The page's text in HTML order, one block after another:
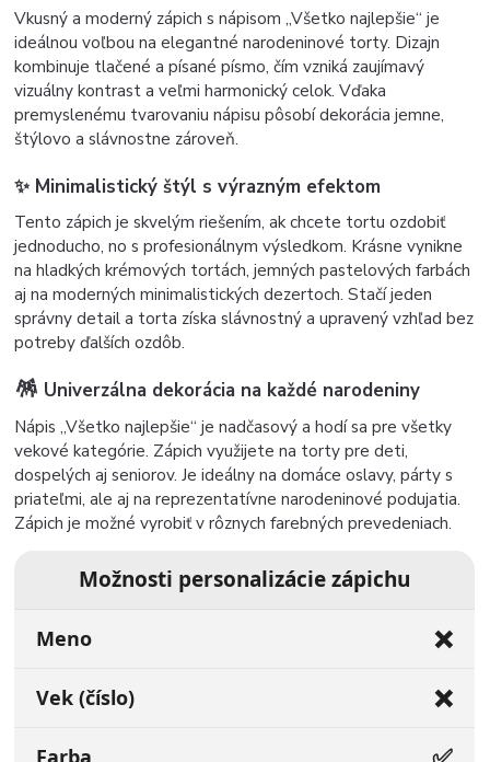
Vkusný a moderný zápich s nápisom „Všetko najlepšie“ je
ideálnou voľbou na elegantné narodeninové torty. Dizajn
kombinuje tlačené a písané písmo, čím vzniká zaujímavý
vizuálny kontrast a veľmi harmonický celok. Vďaka
premyslenému tvarovaniu nápisu pôsobí dekorácia jemne,
štýlovo a slávnostne zároveň.
✨ Minimalistický štýl s výrazným efektom
Tento zápich je skvelým riešením, ak chcete tortu ozdobiť
jednoducho, no s profesionálnym výsledkom. Krásne vynikne
na hladkých krémových tortách, jemných pastelových farbách
aj na moderných minimalistických dezertoch. Stačí jeden
správny detail a torta získa slávnostný a upravený vzhľad bez
potreby ďalších ozdôb.
🪅 Univerzálna dekorácia na každé narodeniny
Nápis „Všetko najlepšie“ je nadčasový a hodí sa pre všetky
vekové kategórie. Zápich využijete na torty pre deti,
dospelých aj seniorov. Je ideálny na domáce oslavy, párty s
priateľmi, ale aj na reprezentatívne narodeninové podujatia.
Zápich je možné vyrobiť v rôznych farebných prevedeniach.
Možnosti personalizácie zápichu
Meno ❌
Vek (číslo) ❌
Farba